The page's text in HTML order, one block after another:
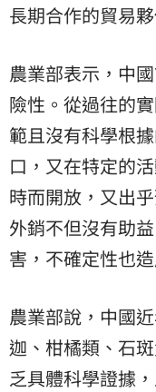
長期合作的貿易夥
農業部表示，中
險性。從過往的
範且沒有科學根
口，又在特定的
時而開放，又出
外銷不但沒有助
害，不確定性也
農業部說，中國
迦、柑橘類、石
乏具體科學證據